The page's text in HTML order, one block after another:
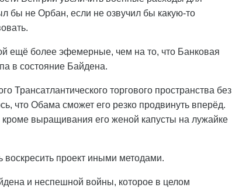
бы не Орбан, если не озвучил бы какую-то
ещё более эфемерные, чем на то, что Банковая
в состояние Байдена.
Трансатлантического торгового пространства без
что Обама сможет его резко продвинуть вперёд.
выращивания его женой капусты на лужайке
проект иными методами.
и неспешной войны, которое в целом